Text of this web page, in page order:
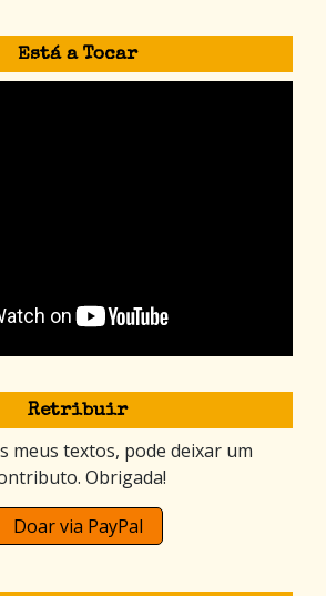
Está a Tocar
Retribuir
meus textos, pode deixar um
Obrigada!
Doar via PayPal